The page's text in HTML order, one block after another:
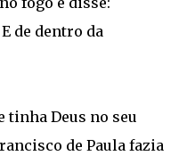
de dentro da
tinha Deus no seu
de Paula fazia